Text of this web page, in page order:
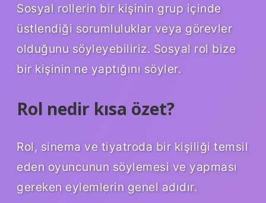
Sosyal rollerin bir kişinin grup içinde
üstlendiği sorumluluklar veya görevler
olduğunu söyleyebiliriz. Sosyal rol bize
bir kişinin ne yaptığını söyler.
Rol nedir kısa özet?
Rol, sinema ve tiyatroda bir kişiliği temsil
eden oyuncunun söylemesi ve yapması
gereken eylemlerin genel adıdır.